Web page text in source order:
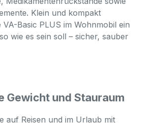
Klein und kompakt
Basic PLUS im Wohnmobil ein
wie es sein soll – sicher, sauber
Gewicht und Stauraum
auf Reisen und im Urlaub mit